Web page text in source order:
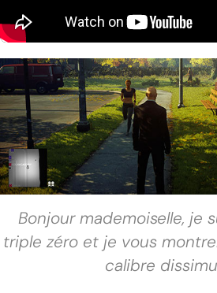
Bonjour mademoiselle, je
triple zéro et je vous
calibre